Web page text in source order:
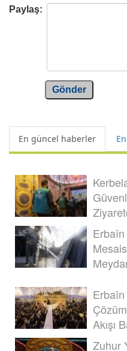
Paylaş:
Gönder
En güncel haberler
Erbaîn
Erbaîn
Akışı
Zuhur